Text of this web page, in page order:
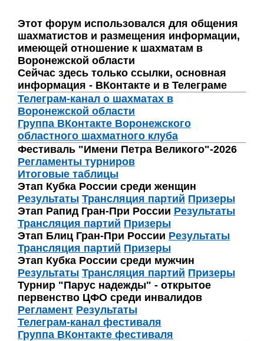
Этот форум использовался для общения
шахматистов и размещения информации,
имеющей отношение к шахматам в
Воронежской области
Сейчас здесь только ссылки, основная
информация - ВКонтакте и в Телеграме
Телеграм-канал о шахматах в
Воронежской области
Группа ВКонтакте Воронежского
областного шахматного клуба
Фестиваль "Имени Петра Великого"-2026
Регламенты турниров
Итоговые таблицы
Этап Кубка России среди женщин
Результаты Трансляция партий Призеры
Этап Рапид Гран-При России Результаты
Трансляция партий Призеры
Этап Блиц Гран-При России Результаты
Трансляция партий Призеры
Этап Кубка России среди мужчин
Результаты Трансляция партий Призеры
Турнир "Парус надежды" - открытое
первенство ЦФО среди инвалидов
Регламент Результаты
Телеграм-канал фестиваля
Группа ВКонтакте фестиваля